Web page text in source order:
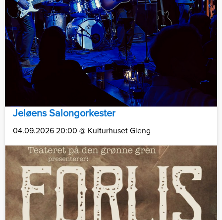
Jeløens Salongorkester
04.09.2026 20:00 @ Kulturhuset Gleng